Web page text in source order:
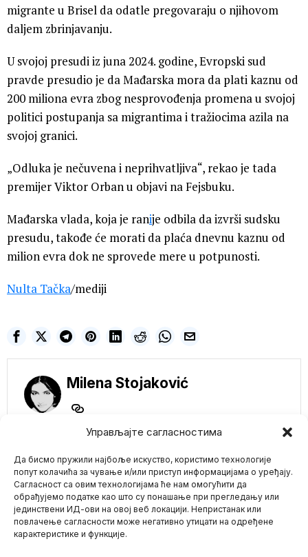
Управљајте сагласностима
Да бисмо пружили најбоље искуство, користимо технологије
попут колачића за чување и/или приступ информацијама о уређају.
Сагласност са овим технологијама ће нам омогућити да
обрађујемо податке као што су понашање при прегледању или
јединствени ИД-ови на овој веб локацији. Непристанак или
повлачење сагласности може негативно утицати на одређене
карактеристике и функције.
migrante u Brisel da odatle pregovaraju o njihovom
daljem zbrinjavanju.
U svojoj presudi iz juna 2024. godine, Evropski sud
pravde presudio je da Mađarska mora da plati kaznu od
200 miliona evra zbog nesprovođenja promena u svojoj
politici postupanja sa migrantima i tražiocima azila na
svojoj granici.
„Odluka je nečuvena i neprihvatljiva“, rekao je tada
premijer Viktor Orban u objavi na Fejsbuku.
Mađarska vlada, koja je ranije odbila da izvrši sudsku
presudu, takođe će morati da plaća dnevnu kaznu od
milion evra dok ne sprovede mere u potpunosti.
Nulta Tačka/mediji
Milena Stojaković
Mario zna Youtube
NE PROPUSTITE
Bil Gejts najavljuje
HOROR zimu za
Evropu
Milijarder koji se bori